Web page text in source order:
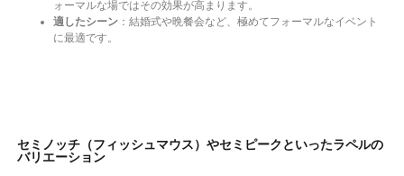
ォーマルな場ではその効果が高まります。
適したシーン：結婚式や晩餐会など、極めてフォーマルなイベント
に最適です。
セミノッチ（フィッシュマウス）やセミピークといったラペルの
バリエーション